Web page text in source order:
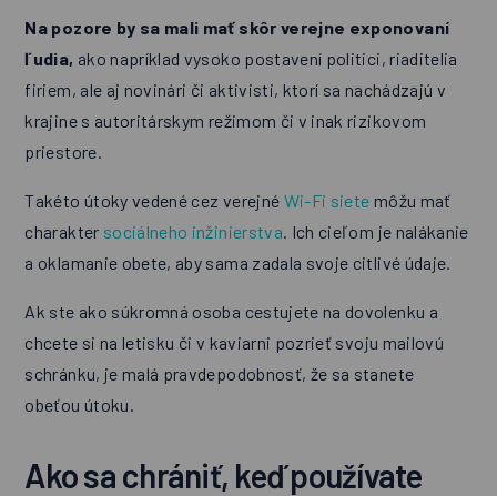
Na pozore by sa mali mať skôr verejne exponovaní
ľudia, ako napríklad vysoko postavení politici, riaditelia
firiem, ale aj novinári či aktivisti, ktorí sa nachádzajú v
krajine s autoritárskym režimom či v inak rizikovom
priestore.
Takéto útoky vedené cez verejné Wi-Fi siete môžu mať
charakter sociálneho inžinierstva. Ich cieľom je nalákanie
a oklamanie obete, aby sama zadala svoje citlivé údaje.
Ak ste ako súkromná osoba cestujete na dovolenku a
chcete si na letisku či v kaviarni pozrieť svoju mailovú
schránku, je malá pravdepodobnosť, že sa stanete
obeťou útoku.
Ako sa chrániť, keď používate